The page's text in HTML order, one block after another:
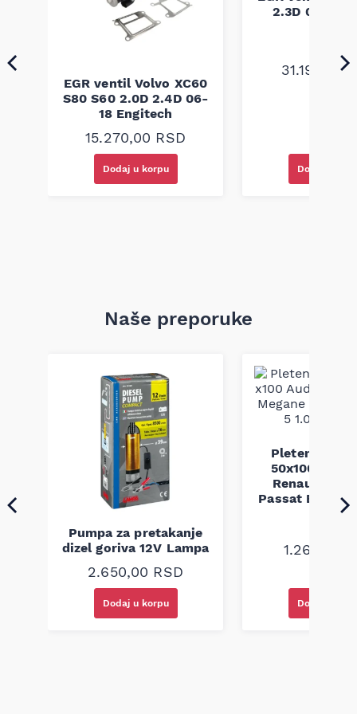
specifikacijama proizvođača.
EGR ventil Volvo XC60
S80 S60 2.0D 2.4D 06-
18 Engitech
15.270,00 RSD
Dodaj u korpu
2.3D 06-
31.190,00
Dodaj u
Naše preporuke
Pumpa za pretakanje
dizel goriva 12V Lampa
2.650,00 RSD
Dodaj u korpu
Pletenica
50x100 Audi
Renault
Passat B5
94-08
1.260,00
Dodaj u